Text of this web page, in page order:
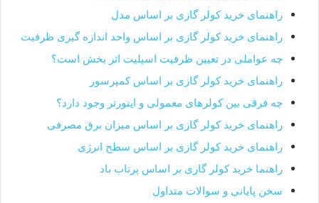
راهنمای خرید کولر گازی بر اساس مدل
راهنمای خرید کولر گازی بر اساس واحد اندازه گیری ظرفیت
چه عواملی در تعیین ظرفیت اسپلیت اثر بخش است؟
راهنمای خرید کولر گازی بر اساس کمپرسور
چه فرقی بین کولرهای معمولی و اینورتر وجود دارد؟
راهنمای خرید کولر گازی بر اساس میزان برق مصرفی
راهنمای خرید کولر گازی بر اساس سطح انرژی
راهنما خرید کولر گازی بر اساس پرتاب باد
سخن پایانی و سوالات متداول